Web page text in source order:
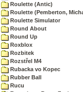
Roulette (Antic)
Roulette (Pemberton,
Roulette Simulator
Round About
Round Up
Roxblox
Rozbitek
Rozstřel M4
Rubacka vo Kopec
Rubber Ball
Rucu